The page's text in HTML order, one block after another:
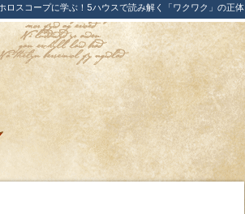
ロスコープに学ぶ！5ハウスで読み解く「ワクワク」の正体